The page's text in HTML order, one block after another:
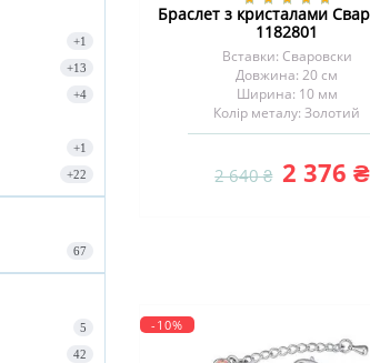
+1
+13
+4
+1
+22
67
5
42
Браслет з кристалами
1182801
Вставки: Сваровски
Довжина: 20 см
Ширина: 10 мм
Колір металу: Золотий
2 640 ₴ 2 376 ₴
-10%